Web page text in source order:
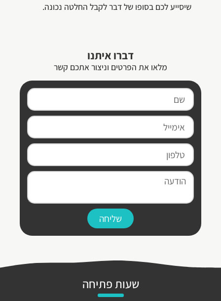
שיסייע לכם בסופו של דבר לקבל החלטה נכונה.
דברו איתנו
מלאו את הפרטים וניצור אתכם קשר
שליחה
שעות פתיחה